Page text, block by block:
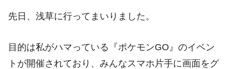
先日、浅草に行ってまいりました。
目的は私がハマっている『ポケモンGO』のイベン
トが開催されており、みんなスマホ片手に画面をグ